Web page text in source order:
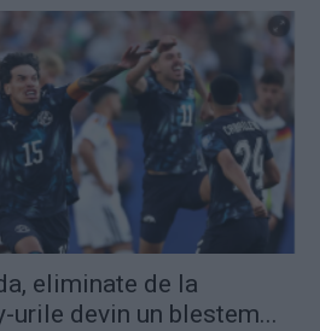
eliminate de la
urile devin un blestem...